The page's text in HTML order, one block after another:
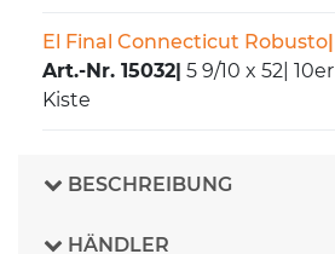
El Final Connecticut Robusto
Art.-Nr. 15032 5 9/10 x 52 10er
Kiste
BESCHREIBUNG
HÄNDLER